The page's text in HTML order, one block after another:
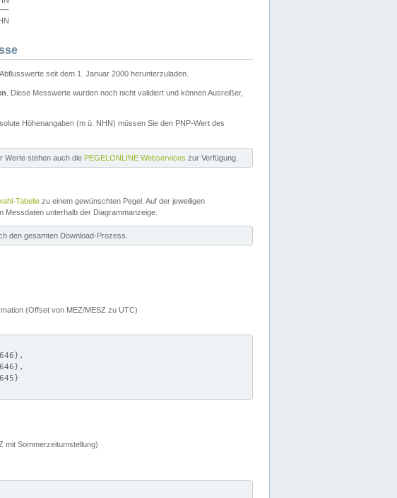
seit dem 1. Januar 2000 herunterzuladen.
. Diese Messwerte wurden noch nicht validiert und können Ausreißer,
Höhenangaben (m ü. NHN) müssen Sie den PNP-Wert des
Werte stehen auch die PEGELONLINE Webservices zur Verfügung.
Tabelle zu einem gewünschten Pegel. Auf der jeweiligen
Messdaten unterhalb der Diagrammanzeige.
den gesamten Download-Prozess.
(Offset von MEZ/MESZ zu UTC)
mit Sommerzeitumstellung)